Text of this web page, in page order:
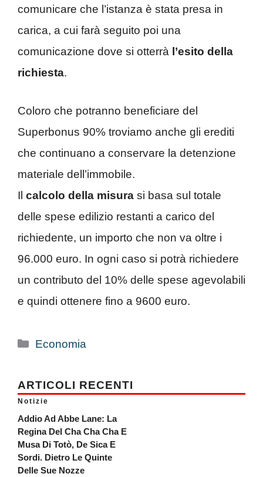
comunicare che l’istanza è stata presa in
carica, a cui farà seguito poi una
comunicazione dove si otterrà l’esito della
richiesta.
Coloro che potranno beneficiare del
Superbonus 90% troviamo anche gli erediti
che continuano a conservare la detenzione
materiale dell’immobile.
Il calcolo della misura si basa sul totale
delle spese edilizio restanti a carico del
richiedente, un importo che non va oltre i
96.000 euro. In ogni caso si potrà richiedere
un contributo del 10% delle spese agevolabili
e quindi ottenere fino a 9600 euro.
Categorie
Economia
ARTICOLI RECENTI
Notizie
Addio Ad Abbe Lane: La
Regina Del Cha Cha Cha E
Musa Di Totò, De Sica E
Sordi. Dietro Le Quinte
Delle Sue Nozze